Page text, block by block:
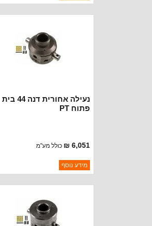
יצרן:POWERTRAX
נעילה אחורית דנה 44 בית
פתוח PT
6,051 ₪ כולל מע"מ
ברקוד: 9204443000
יצרן:POWERTRAX
מידע נוסף